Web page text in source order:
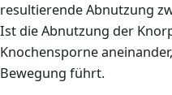
resultierende Abnutzung
Ist die Abnutzung der
Knochensporne
Bewegung führt.